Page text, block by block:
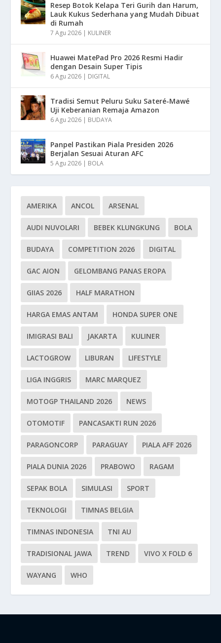
Resep Botok Kelapa Teri Gurih dan Harum,
Lauk Kukus Sederhana yang Mudah Dibuat
di Rumah
7 Agu 2026 | KULINER
Huawei MatePad Pro 2026 Resmi Hadir
dengan Desain Super Tipis
6 Agu 2026 | DIGITAL
Tradisi Semut Peluru Suku Sateré-Mawé
Uji Keberanian Remaja Amazon
6 Agu 2026 | BUDAYA
Panpel Pastikan Piala Presiden 2026
Berjalan Sesuai Aturan AFC
5 Agu 2026 | BOLA
AMERIKA ANCOL ARSENAL
AUDI NUVOLARI BEBEK KLUNGKUNG BOLA
BUDAYA COMPETITION 2026 DIGITAL
GAC AION GELOMBANG PANAS EROPA
GIIAS 2026 HALF MARATHON
HARGA EMAS ANTAM HONDA SUPER ONE
IMIGRASI BALI JAKARTA KULINER
LACTOGROW LIBURAN LIFESTYLE
LIGA INGGRIS MARC MARQUEZ
MOTOGP THAILAND 2026 NEWS
OTOMOTIF PANCASAKTI RUN 2026
PARAGONCORP PARAGUAY PIALA AFF 2026
PIALA DUNIA 2026 PRABOWO RAGAM
SEPAK BOLA SIMULASI SPORT
TEKNOLOGI TIMNAS BELGIA
TIMNAS INDONESIA TNI AU
TRADISIONAL JAWA TREND VIVO X FOLD 6
WAYANG WHO